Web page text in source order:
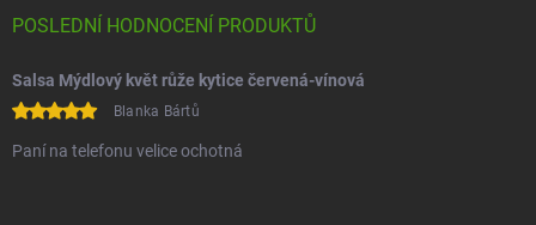
POSLEDNÍ HODNOCENÍ PRODUKTŮ
Salsa Mýdlový květ růže kytice červená-vínová
Blanka Bártů
Paní na telefonu velice ochotná